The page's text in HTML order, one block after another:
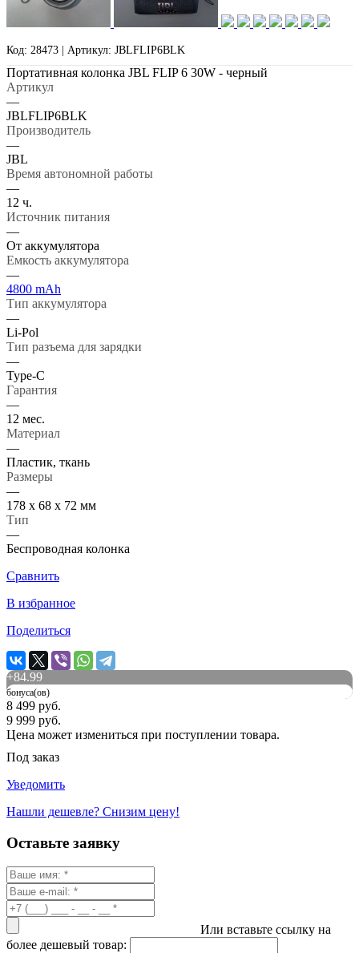
Код: 28473 | Артикул: JBLFLIP6BLK
Портативная колонка JBL FLIP 6 30W - черный
Артикул
—
JBLFLIP6BLK
Производитель
—
JBL
Время автономной работы
—
12 ч.
Источник питания
—
От аккумулятора
Емкость аккумулятора
—
4800 mAh
Тип аккумулятора
—
Li-Pol
Тип разъема для зарядки
—
Type-C
Гарантия
—
12 мес.
Материал
—
Пластик, ткань
Размеры
—
178 х 68 х 72 мм
Тип
—
Беспроводная колонка
Сравнить
В избранное
Поделиться
+84.99
бонуса(ов)
8 499 руб.
9 999 руб.
Цена может измениться при поступлении товара.
Под заказ
Уведомить
Нашли дешевле? Снизим цену!
Оставьте заявку
Или вставьте ссылку на
более дешевый товар: